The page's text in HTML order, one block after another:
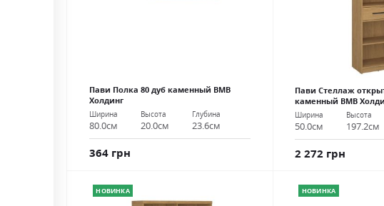
Пави Полка 80 дуб каменный ВМВ
Холдинг
Ширина
80.0см
Высота
20.0см
Глубина
23.6см
364 грн
Пави Стеллаж
каменный ВМВ
Ширина
50.0см
Высота
197.2см
2 272 грн
НОВИНКА НОВИНКА